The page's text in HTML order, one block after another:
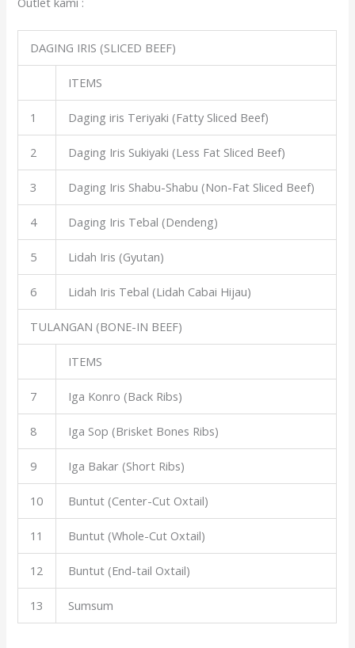
DAGING IRIS (SLICED BEEF)
ITEMS
1 Daging iris Teriyaki (Fatty Sliced Beef)
2 Daging Iris Sukiyaki (Less Fat Sliced Beef)
3 Daging Iris Shabu-Shabu (Non-Fat Sliced Beef)
4 Daging Iris Tebal (Dendeng)
5 Lidah Iris (Gyutan)
6 Lidah Iris Tebal (Lidah Cabai Hijau)
TULANGAN (BONE-IN BEEF)
ITEMS
7 Iga Konro (Back Ribs)
8 Iga Sop (Brisket Bones Ribs)
9 Iga Bakar (Short Ribs)
10 Buntut (Center-Cut Oxtail)
11 Buntut (Whole-Cut Oxtail)
12 Buntut (End-tail Oxtail)
13 Sumsum